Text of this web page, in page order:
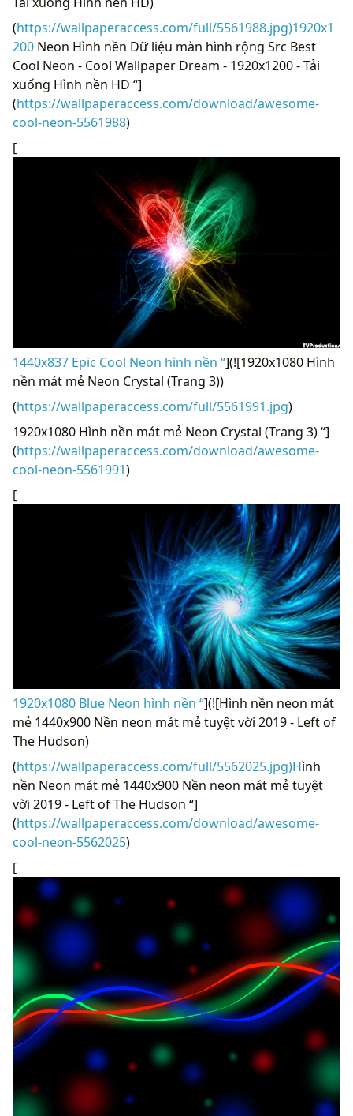
(https://wallpaperaccess.com/full/5561988.jpg)1920x1
200 Neon Hình nền Dữ liệu màn hình rộng Src Best
Cool Neon - Cool Wallpaper Dream - 1920x1200 - Tải
xuống Hình nền HD “]
(https://wallpaperaccess.com/download/awesome-
cool-neon-5561988)
[
1440x837 Epic Cool Neon hình nền “](![1920x1080 Hình
nền mát mẻ Neon Crystal (Trang 3))
(https://wallpaperaccess.com/full/5561991.jpg)
1920x1080 Hình nền mát mẻ Neon Crystal (Trang 3) “]
(https://wallpaperaccess.com/download/awesome-
cool-neon-5561991)
[
1920x1080 Blue Neon hình nền “](![Hình nền neon mát
mẻ 1440x900 Nền neon mát mẻ tuyệt vời 2019 - Left of
The Hudson)
(https://wallpaperaccess.com/full/5562025.jpg)Hình
nền Neon mát mẻ 1440x900 Nền neon mát mẻ tuyệt
vời 2019 - Left of The Hudson “]
(https://wallpaperaccess.com/download/awesome-
cool-neon-5562025)
[